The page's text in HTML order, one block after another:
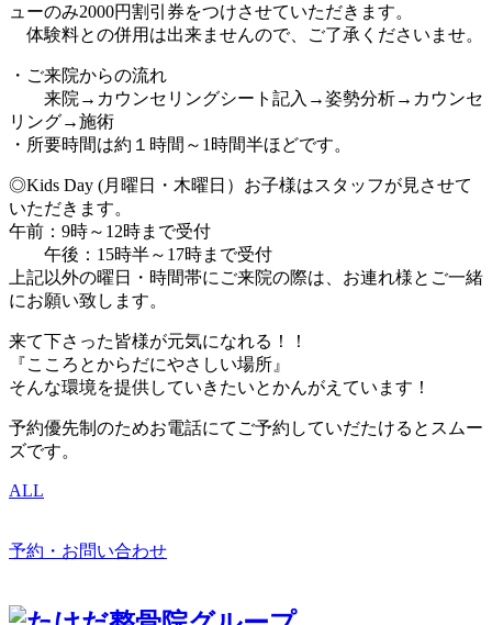
ューのみ2000円割引券をつけさせていただきます。
体験料との併用は出来ませんので、ご了承くださいませ。
・ご来院からの流れ
来院→カウンセリングシート記入→姿勢分析→カウンセ
リング→施術
・所要時間は約１時間～1時間半ほどです。
◎Kids Day (月曜日・木曜日）お子様はスタッフが見させて
いただきます。
午前：9時～12時まで受付
午後：15時半～17時まで受付
上記以外の曜日・時間帯にご来院の際は、お連れ様とご一緒
にお願い致します。
来て下さった皆様が元気になれる！！
『こころとからだにやさしい場所』
そんな環境を提供していきたいとかんがえています！
予約優先制のためお電話にてご予約していだたけるとスムー
ズです。
ALL
予約・お問い合わせ